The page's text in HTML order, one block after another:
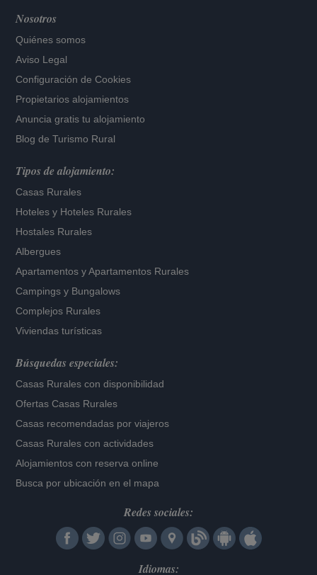
Nosotros
Quiénes somos
Aviso Legal
Configuración de Cookies
Propietarios alojamientos
Anuncia gratis tu alojamiento
Blog de Turismo Rural
Tipos de alojamiento:
Casas Rurales
Hoteles y Hoteles Rurales
Hostales Rurales
Albergues
Apartamentos yApartamentos Rurales
Campings y Bungalows
Complejos Rurales
Viviendas turísticas
Búsquedas especiales:
Casas Rurales con disponibilidad
Ofertas Casas Rurales
Casas recomendadas por viajeros
Casas Rurales con actividades
Alojamientos con reserva online
Busca por ubicación en el mapa
Redes sociales:
Idiomas: